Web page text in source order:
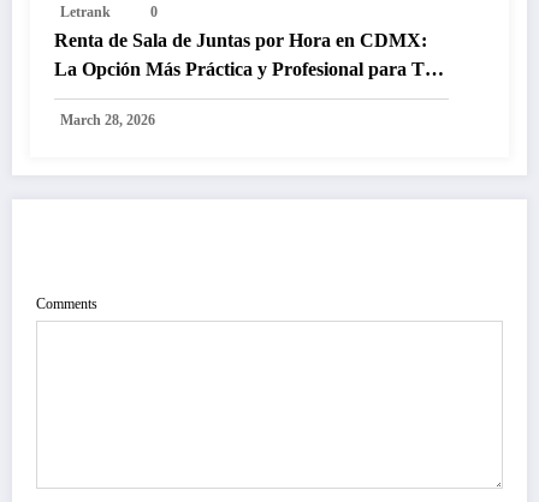
Letrank 0
Renta de Sala de Juntas por Hora en CDMX:
La Opción Más Práctica y Profesional para Tus
Reuniones de Negocios
March 28, 2026
Comments